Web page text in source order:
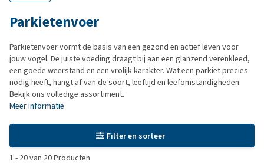
Parkietenvoer
Parkietenvoer vormt de basis van een gezond en actief leven voor
jouw vogel. De juiste voeding draagt bij aan een glanzend verenkleed,
een goede weerstand en een vrolijk karakter. Wat een parkiet precies
nodig heeft, hangt af van de soort, leeftijd en leefomstandigheden.
Bekijk ons volledige assortiment.
Meer informatie
Filter en sorteer
1 - 20van 20Producten